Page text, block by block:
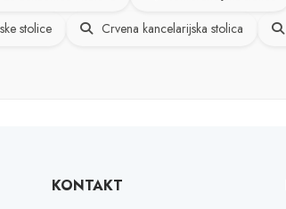
stolice Crvena kancelarijska stolica
KONTAKT